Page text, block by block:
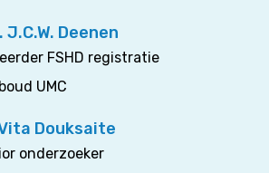
J.C.W. Deenen
FSHD registratie
UMC
Douksaite
onderzoeker